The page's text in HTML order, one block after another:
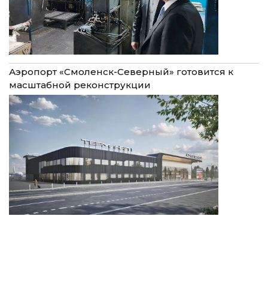
Аэропорт «Смоленск-Северный» готовится к
масштабной реконструкции